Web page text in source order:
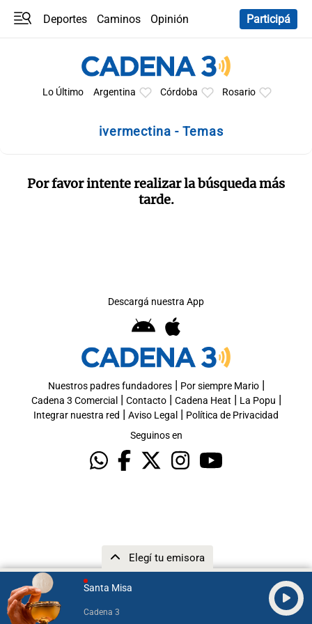
Santa Misa
Cadena 3
Elegí tu emisora
Deportes Caminos
Opinión
Participá
Lo Último Argentina Córdoba Rosario
ivermectina - Temas
Por favor intente realizar la búsqueda más
tarde.
Descargá nuestra App
Nuestros padres fundadores| Por siempre Mario|
Cadena 3 Comercial | Contacto| Cadena Heat | La Popu |
Integrar nuestra red | Aviso Legal | Política de Privacidad
Seguinos en